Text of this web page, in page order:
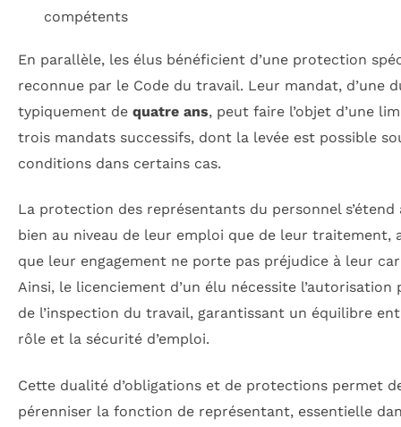
compétents
En parallèle, les élus bénéficient d’une protection
reconnue par le Code du travail. Leur mandat, d’une
typiquement de quatre ans, peut faire l’objet d’une
trois mandats successifs, dont la levée est possible
conditions dans certains cas.
La protection des représentants du personnel s’étend
bien au niveau de leur emploi que de leur traitement,
que leur engagement ne porte pas préjudice à leur
Ainsi, le licenciement d’un élu nécessite l’autorisation
de l’inspection du travail, garantissant un équilibre
rôle et la sécurité d’emploi.
Cette dualité d’obligations et de protections permet
pérenniser la fonction de représentant, essentielle